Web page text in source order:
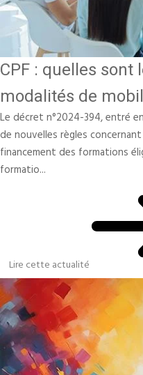
CPF : quelles sont
modalités de
Le décret n°2024-394, entré
de nouvelles règles
financement des formations
formatio...
Lire cette actualité